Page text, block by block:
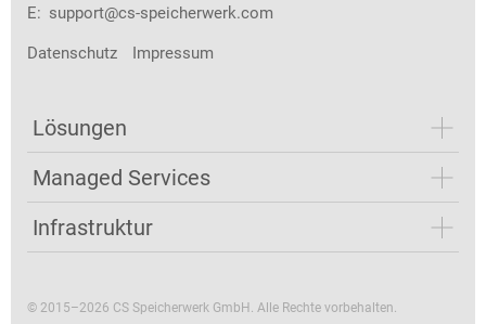
E: support@cs-speicherwerk.com
Datenschutz Impressum
Lösungen
Managed Services
Infrastruktur
© 2015–2026 CS Speicherwerk GmbH. Alle Rechte vorbehalten.